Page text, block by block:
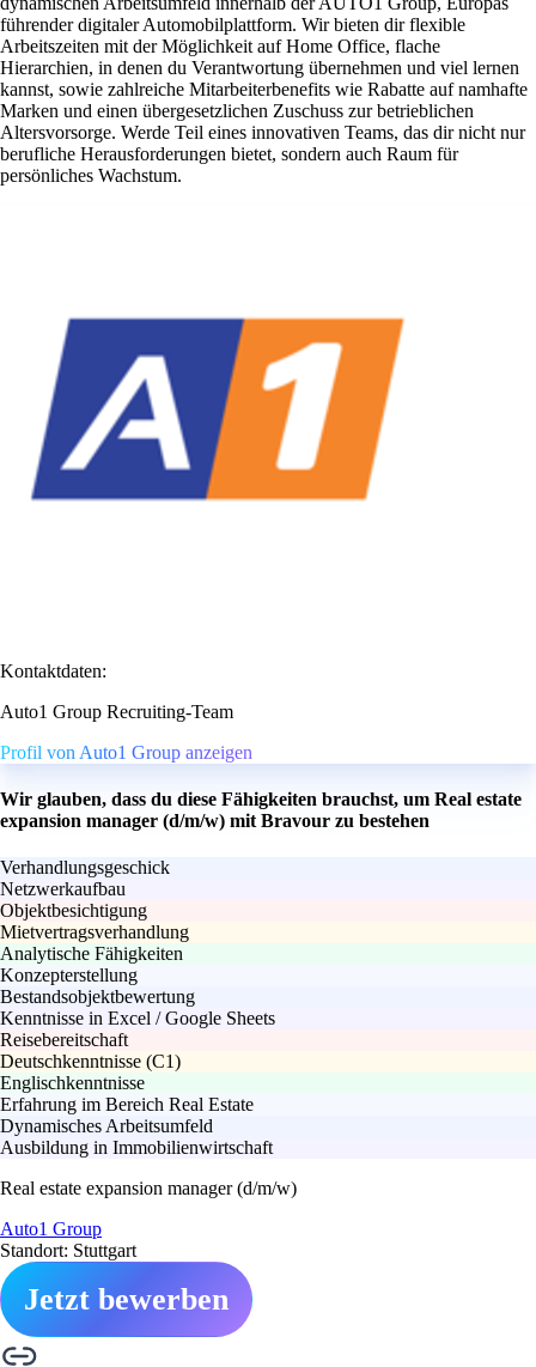
führender digitaler Automobilplattform. Wir bieten dir flexible
Arbeitszeiten mit der Möglichkeit auf Home Office, flache
Hierarchien, in denen du Verantwortung übernehmen und viel lernen
kannst, sowie zahlreiche Mitarbeiterbenefits wie Rabatte auf namhafte
Marken und einen übergesetzlichen Zuschuss zur betrieblichen
Altersvorsorge. Werde Teil eines innovativen Teams, das dir nicht nur
berufliche Herausforderungen bietet, sondern auch Raum für
persönliches Wachstum.
Kontaktdaten:
Auto1 Group Recruiting-Team
Profil von Auto1 Group anzeigen
Wir glauben, dass du diese Fähigkeiten brauchst, um Real estate
expansion manager (d/m/w) mit Bravour zu bestehen
Verhandlungsgeschick
Netzwerkaufbau
Objektbesichtigung
Mietvertragsverhandlung
Analytische Fähigkeiten
Konzepterstellung
Bestandsobjektbewertung
Kenntnisse in Excel / Google Sheets
Reisebereitschaft
Deutschkenntnisse (C1)
Englischkenntnisse
Erfahrung im Bereich Real Estate
Dynamisches Arbeitsumfeld
Ausbildung in Immobilienwirtschaft
Real estate expansion manager (d/m/w)
Auto1 Group
Standort: Stuttgart
Jetzt bewerben